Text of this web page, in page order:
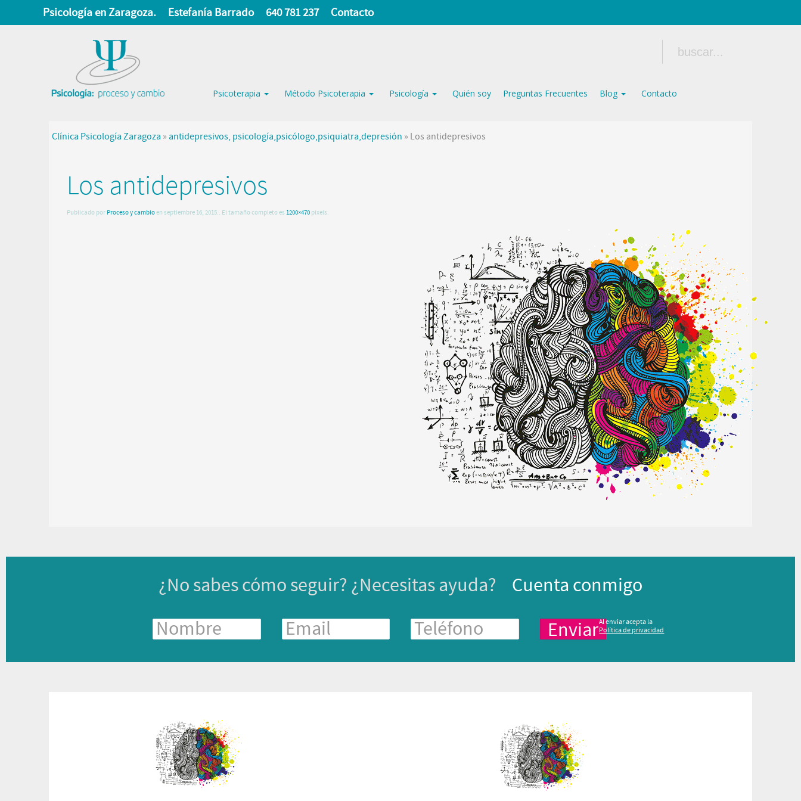
Psicología en Zaragoza. Estefanía Barrado 640 781 237 Contacto
Psicoterapia Método Psicoterapia Psicología Quién soy Preguntas Frecuentes Blog Contacto
Clínica Psicología Zaragoza » antidepresivos, psicología,psicólogo,psiquiatra,depresión » Los antidepresivos
Los antidepresivos
Publicado por Proceso y cambioen septiembre 16, 2015.. El tamaño completo es 1200×470 pixels.
¿No sabes cómo seguir? ¿Necesitas ayuda? Cuenta conmigo
Al enviar acepta la
Política de privacidad